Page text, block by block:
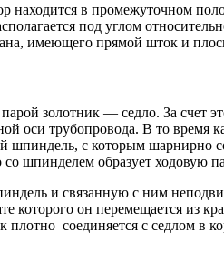
находится в промежуточном
под углом
имеющего прямой шток и
золотник — седло. За счет
оси трубопровода. В то время
шпиндель, с которым шарнирно
со шпинделем образует ходовую
и связанную с ним
которого он перемещается из
соединяется с седлом в